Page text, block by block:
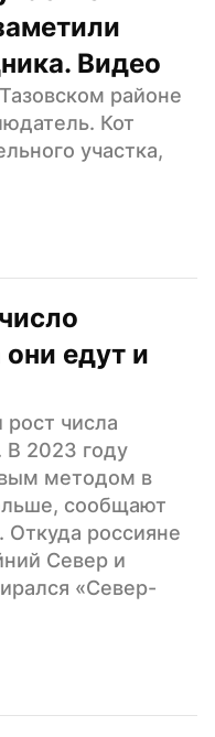
Видео
районе
Кот
участка,
они едут и
рост числа
В 2023 году
методом в
сообщают
Откуда россияне
Север и
«Север-